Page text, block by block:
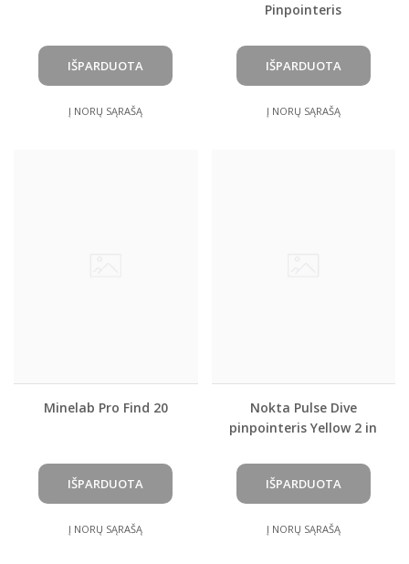
Į NORŲ SĄRAŠĄ
Pinpointeris
Į NORŲ SĄRAŠĄ
Minelab Pro Find 20
Į NORŲ SĄRAŠĄ
Nokta Pulse Dive
pinpointeris Yellow 2 in
Į NORŲ SĄRAŠĄ